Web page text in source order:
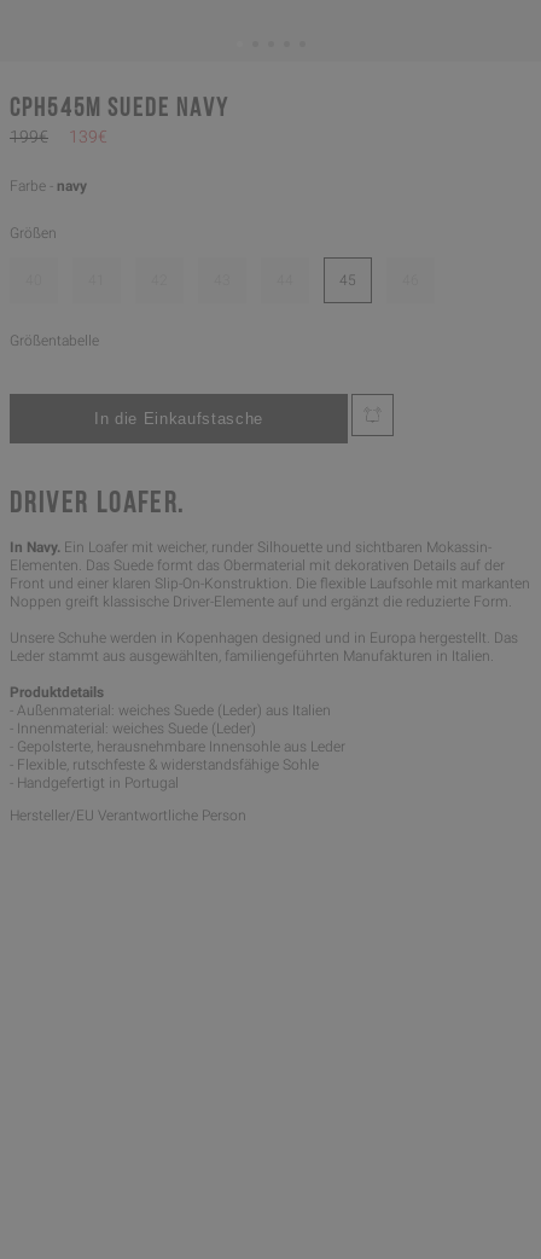
CPH545M suede navy
199€ 139€
Farbe - navy
Größen
45
Größentabelle
DRIVER LOAFER.
In Navy. Ein Loafer mit weicher, runder Silhouette und sichtbaren Mokassin-
Elementen. Das Suede formt das Obermaterial mit dekorativen Details auf der
Front und einer klaren Slip-On-Konstruktion. Die flexible Laufsohle mit markanten
Noppen greift klassische Driver-Elemente auf und ergänzt die reduzierte Form.
Unsere Schuhe werden in Kopenhagen designed und in Europa hergestellt. Das
Leder stammt aus ausgewählten, familiengeführten Manufakturen in Italien.
Produktdetails
- Außenmaterial: weiches Suede (Leder) aus Italien
- Innenmaterial: weiches Suede (Leder)
- Gepolsterte, herausnehmbare Innensohle aus Leder
- Flexible, rutschfeste & widerstandsfähige Sohle
- Handgefertigt in Portugal
Hersteller/EU Verantwortliche Person